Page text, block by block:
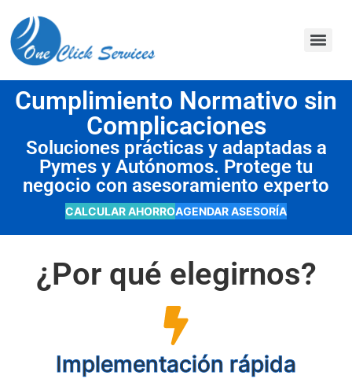
Cumplimiento Normativo sin
Complicaciones
Soluciones prácticas y adaptadas a
Pymes y Autónomos. Protege tu
negocio con asesoramiento experto
CALCULAR AHORROAGENDAR ASESORÍA
¿Por qué elegirnos?
Implementación rápida